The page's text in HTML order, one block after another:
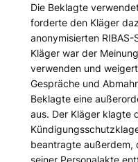
Die Beklagte
forderte den Kläger
anonymisierten
Kläger war der
verwenden und
Gespräche und
Beklagte eine
aus. Der Kläger klagte
beantragte außerdem,
seiner Personalakte